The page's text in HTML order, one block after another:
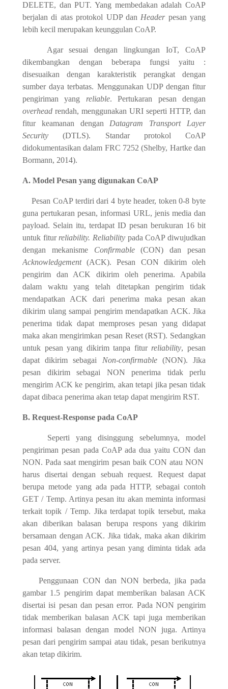
DELETE, dan PUT. Yang membedakan adalah CoAP
berjalan di atas protokol UDP dan Headerpesan yang
lebih kecil merupakan keunggulan CoAP.
Agar sesuai dengan lingkungan IoT, CoAP
dikembangkan dengan beberapa fungsi yaitu :
disesuaikan dengan karakteristik perangkat dengan
sumber daya terbatas. Menggunakan UDP dengan fitur
pengiriman yang reliable. Pertukaran pesan dengan
overhead rendah, menggunakan URI seperti HTTP, dan
fitur keamanan dengan Datagram Transport Layer
Security (DTLS). Standar protokol CoAP
didokumentasikan dalam FRC 7252 (Shelby, Hartke dan
Bormann, 2014).
A. Model Pesan yang digunakan CoAP
Pesan CoAP terdiri dari 4 byte header, token 0-8 byte
guna pertukaran pesan, informasi URL, jenis media dan
payload. Selain itu, terdapat ID pesan berukuran 16 bit
untuk fitur reliability. Reliability pada CoAP diwujudkan
dengan mekanismeConfirmable(CON) dan pesan
Acknowledgement(ACK). Pesan CON dikirim oleh
pengirim dan ACK dikirim oleh penerima. Apabila
dalam waktu yang telah ditetapkan pengirim tidak
mendapatkan ACK dari penerima maka pesan akan
dikirim ulang sampai pengirim mendapatkan ACK. Jika
penerima tidak dapat memproses pesan yang didapat
maka akan mengirimkan pesan Reset (RST). Sedangkan
untuk pesan yang dikirim tanpa fitur reliability, pesan
dapat dikirim sebagai Non-confirmable (NON). Jika
pesan dikirim sebagai NON penerima tidak perlu
mengirim ACK ke pengirim, akan tetapi jika pesan tidak
dapat dibaca penerima akan tetap dapat mengirim RST.
B. Request-Response pada CoAP
Seperti yang disinggung sebelumnya, model
pengiriman pesan pada CoAP ada dua yaitu CON dan
NON. Pada saat mengirim pesan baik CON atau NON
harus disertai dengan sebuah request. Request dapat
berupa metode yang ada pada HTTP, sebagai contoh
GET / Temp. Artinya pesan itu akan meminta informasi
terkait topik / Temp. Jika terdapat topik tersebut, maka
akan diberikan balasan berupa respons yang dikirim
bersamaan dengan ACK. Jika tidak, maka akan dikirim
pesan 404, yang artinya pesan yang diminta tidak ada
pada server.
Penggunaan CON dan NON berbeda, jika pada
gambar 1.5 pengirim dapat memberikan balasan ACK
disertai isi pesan dan pesan error. Pada NON pengirim
tidak memberikan balasan ACK tapi juga memberikan
informasi balasan dengan model NON juga. Artinya
pesan dari pengirim sampai atau tidak, pesan berikutnya
akan tetap dikirim.